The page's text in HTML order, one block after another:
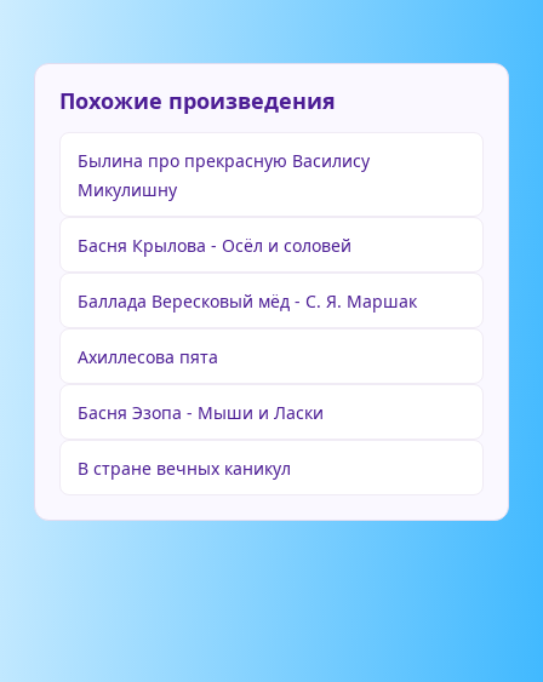
Похожие произведения
Былина про прекрасную Василису
Микулишну
Басня Крылова - Осёл и соловей
Баллада Вересковый мёд - С. Я. Маршак
Ахиллесова пята
Басня Эзопа - Мыши и Ласки
В стране вечных каникул